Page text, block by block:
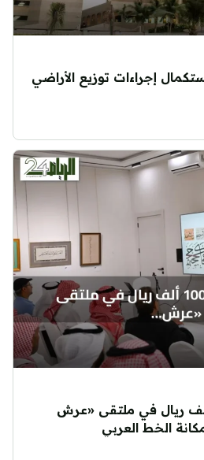
إجراءات توزيع الأراضي
تتجاوز 100 ألف ريال في ملتقى «عرش
الخط العربي